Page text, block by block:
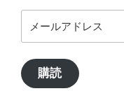
ー
ア
ド
購読